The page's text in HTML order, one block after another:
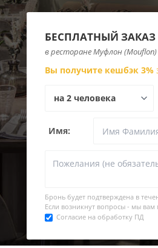
БЕСПЛАТНЫЙ
в ресторане Муфлон (Mouflon)
Вы получите кешбэк 3%
Имя:
Бронь будет подтверждена в
Если возникнут вопросы - мы вам
Согласие на обработку ПД